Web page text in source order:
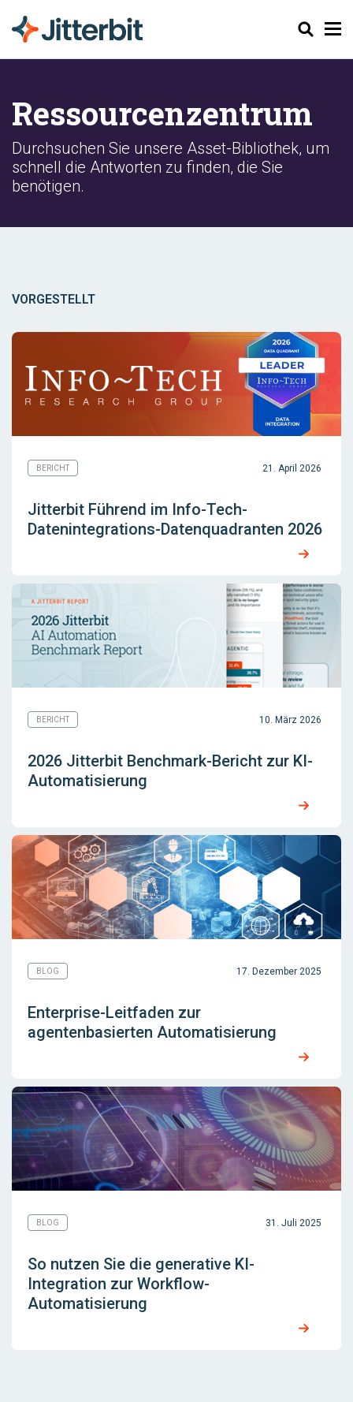
Suchen
Ressourcenzentrum
Durchsuchen Sie unsere Asset-Bibliothek, um
schnell die Antworten zu finden, die Sie
benötigen.
VORGESTELLT
BERICHT 21. April 2026
Jitterbit Führend im Info-Tech-
Datenintegrations-Datenquadranten 2026
BERICHT 10. März 2026
2026 Jitterbit Benchmark-Bericht zur KI-
Automatisierung
BLOG 17. Dezember 2025
Enterprise-Leitfaden zur
agentenbasierten Automatisierung
BLOG 31. Juli 2025
So nutzen Sie die generative KI-
Integration zur Workflow-
Automatisierung